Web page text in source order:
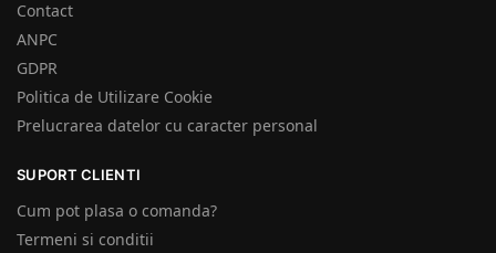
Contact
ANPC
GDPR
Politica de Utilizare Cookie
Prelucrarea datelor cu caracter personal
SUPORT CLIENTI
Cum pot plasa o comanda?
Termeni si conditii